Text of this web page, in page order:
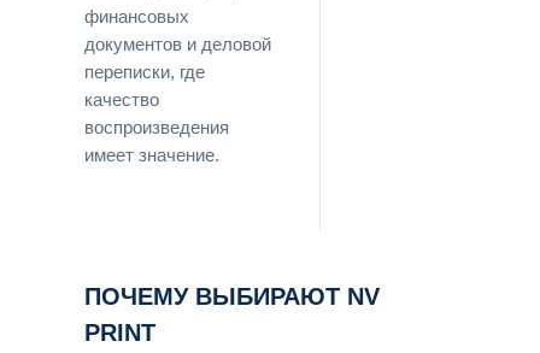
финансовых
документов и деловой
переписки, где
качество
воспроизведения
имеет значение.
ПОЧЕМУ ВЫБИРАЮТ NV
PRINT